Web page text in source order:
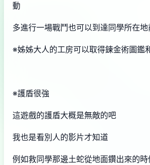
動
多進行一場戰鬥也可以到達同學所在
※姊姊大人的工房可以取得鍊金術圖鑑
※護盾很強
這遊戲的護盾大概是無敵的吧
我也是看別人的影片才知道
例如救同學那邊土蛇從地面鑽出來的